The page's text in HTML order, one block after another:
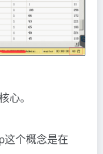
心。
这个概念是在